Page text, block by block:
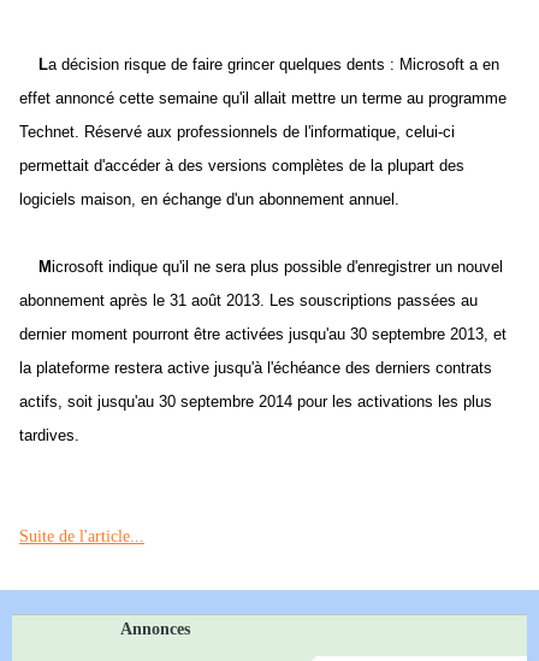
La décision risque de faire grincer quelques dents : Microsoft a en
effet annoncé cette semaine qu'il allait mettre un terme au programme
Technet. Réservé aux professionnels de l'informatique, celui-ci
permettait d'accéder à des versions complètes de la plupart des
logiciels maison, en échange d'un abonnement annuel.
Microsoft indique qu'il ne sera plus possible d'enregistrer un nouvel
abonnement après le 31 août 2013. Les souscriptions passées au
dernier moment pourront être activées jusqu'au 30 septembre 2013, et
la plateforme restera active jusqu'à l'échéance des derniers contrats
actifs, soit jusqu'au 30 septembre 2014 pour les activations les plus
tardives.
Suite de l'article...
Annonces